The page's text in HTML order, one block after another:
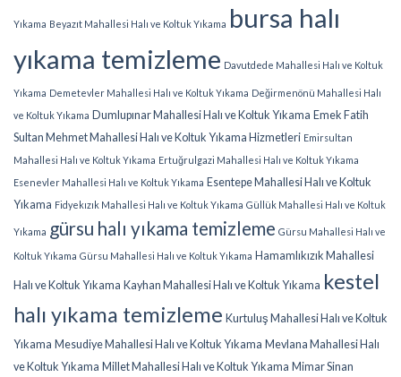
Yıkama Beyazıt Mahallesi Halı ve Koltuk Yıkama bursa halı
yıkama temizleme Davutdede Mahallesi Halı ve Koltuk
Yıkama Demetevler Mahallesi Halı ve Koltuk Yıkama Değirmenönü Mahallesi Halı
ve Koltuk Yıkama Dumlupınar Mahallesi Halı ve Koltuk Yıkama Emek Fatih
Sultan Mehmet Mahallesi Halı ve Koltuk Yıkama Hizmetleri Emirsultan
Mahallesi Halı ve Koltuk Yıkama Ertuğrulgazi Mahallesi Halı ve Koltuk Yıkama
Esenevler Mahallesi Halı ve Koltuk Yıkama Esentepe Mahallesi Halı ve Koltuk
Yıkama Fidyekızık Mahallesi Halı ve Koltuk Yıkama Güllük Mahallesi Halı ve Koltuk
Yıkama gürsu halı yıkama temizleme Gürsu Mahallesi Halı ve
Koltuk Yıkama Gürsu Mahallesi Halı ve Koltuk Yıkama Hamamlıkızık Mahallesi
Halı ve Koltuk Yıkama Kayhan Mahallesi Halı ve Koltuk Yıkama kestel
halı yıkama temizleme Kurtuluş Mahallesi Halı ve Koltuk
Yıkama Mesudiye Mahallesi Halı ve Koltuk Yıkama Mevlana Mahallesi Halı
ve Koltuk Yıkama Millet Mahallesi Halı ve Koltuk Yıkama Mimar Sinan